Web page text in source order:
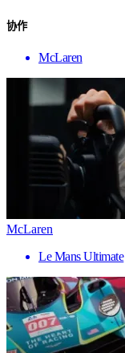
协作
McLaren
McLaren
Le Mans Ultimate